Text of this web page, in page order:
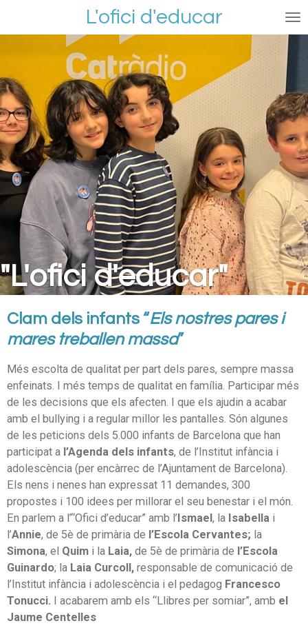
L'ofici d'educar
"L'ofici d'educar"
Clam dels infants “Els nostres pares i
mares treballen massa”
Més escolta de qualitat per part dels pares, sempre massa
enfeinats. I més temps de qualitat en família. Participar més
de les decisions que els afecten. I que els ajudin a acabar
amb el bullying i a regular millor les pantalles. Són algunes
de les peticions dels 5.000 infants de Barcelona que han
participat a l’Agenda dels infants, de l’Institut infància i
adolescència (per encàrrec de l’Ajuntament de Barcelona).
Els nens i nenes han expressat 11 demandes, 300
propostes i 100 idees per millorar el seu benestar i el món.
En parlem a l’“Ofici d’educar” amb l’ Ismael , la Isabella i
l’Annie, de 5è de primària de l’Escola Cervantes; la
Simona, el Quim i la Laia, de 5è de primària de l’Escola
Guinardo; la Laia Curcoll, responsable de comunicació de
l’Institut infància i adolescència i el pedagog Francesco
Tonucci.
I acabarem amb els “Llibres per somiar”, amb el
Jaume Centelles